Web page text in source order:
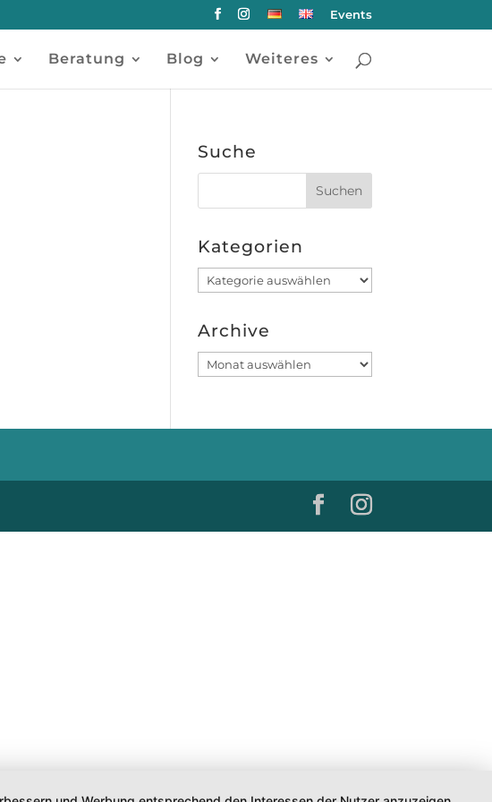
Events
Beratung Blog Weiteres
Suche
Kategorien
Kategorien
Archive
Archive